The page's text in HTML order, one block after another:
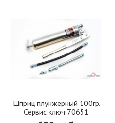
Шприц плунжерный 100гр.
Сервис ключ 70651